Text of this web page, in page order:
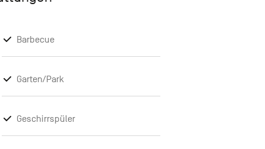
Barbecue
Garten/Park
Geschirrspüler